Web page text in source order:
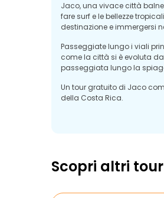
Jaco, una vivace città
fare surf e le bellezze
destinazione e immergersi
Passeggiate lungo i viali
come la città si è evoluta
passeggiata lungo la
Un tour gratuito di Jaco
della Costa Rica.
Scopri altri